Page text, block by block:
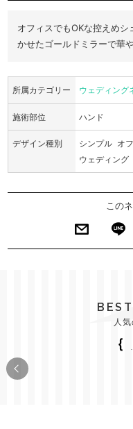
オフィスでもOKな控えめ
かせたゴールドミラーで華
所属カテゴリー ウェディング
施術部位 ハンド
デザイン種別 シンプル オ
ウェディング
この
人
｛